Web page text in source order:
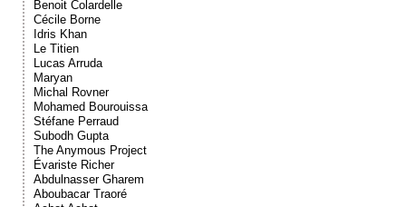
Benoit Colardelle
Cécile Borne
Idris Khan
Le Titien
Lucas Arruda
Maryan
Michal Rovner
Mohamed Bourouissa
Stéfane Perraud
Subodh Gupta
The Anymous Project
Évariste Richer
Abdulnasser Gharem
Aboubacar Traoré